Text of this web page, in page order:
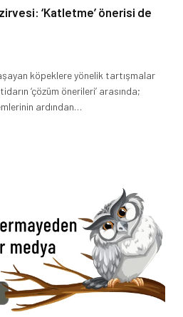
zirvesi: ‘Katletme’ önerisi de
köpeklere yönelik tartışmalar
‘çözüm önerileri’ arasında;
ardından…